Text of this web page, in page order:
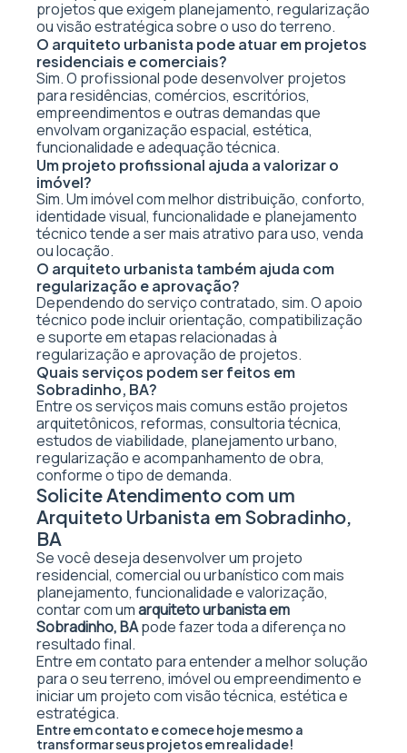
projetos que exigem planejamento, regularização
ou visão estratégica sobre o uso do terreno.
O arquiteto urbanista pode atuar em projetos
residenciais e comerciais?
Sim. O profissional pode desenvolver projetos
para residências, comércios, escritórios,
empreendimentos e outras demandas que
envolvam organização espacial, estética,
funcionalidade e adequação técnica.
Um projeto profissional ajuda a valorizar o
imóvel?
Sim. Um imóvel com melhor distribuição, conforto,
identidade visual, funcionalidade e planejamento
técnico tende a ser mais atrativo para uso, venda
ou locação.
O arquiteto urbanista também ajuda com
regularização e aprovação?
Dependendo do serviço contratado, sim. O apoio
técnico pode incluir orientação, compatibilização
e suporte em etapas relacionadas à
regularização e aprovação de projetos.
Quais serviços podem ser feitos em
Sobradinho, BA?
Entre os serviços mais comuns estão projetos
arquitetônicos, reformas, consultoria técnica,
estudos de viabilidade, planejamento urbano,
regularização e acompanhamento de obra,
conforme o tipo de demanda.
Solicite Atendimento com um
Arquiteto Urbanista em Sobradinho,
BA
Se você deseja desenvolver um projeto
residencial, comercial ou urbanístico com mais
planejamento, funcionalidade e valorização,
contar com umarquiteto urbanista em
Sobradinho, BApode fazer toda a diferença no
resultado final.
Entre em contato para entender a melhor solução
para o seu terreno, imóvel ou empreendimento e
iniciar um projeto com visão técnica, estética e
estratégica.
Entre em contato e comece hoje mesmo a
transformar seus projetos em realidade!